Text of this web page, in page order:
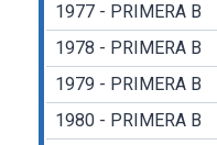
1977 - PRIMERA B
1978 - PRIMERA B
1979 - PRIMERA B
1980 - PRIMERA B